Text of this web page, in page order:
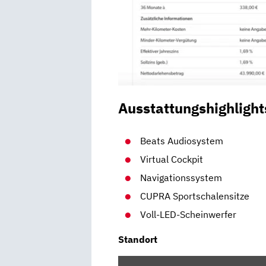
Beats Audiosystem
Virtual Cockpit
Navigationssystem
CUPRA Sportschalensitze
Voll-LED-Scheinwerfer
Standort